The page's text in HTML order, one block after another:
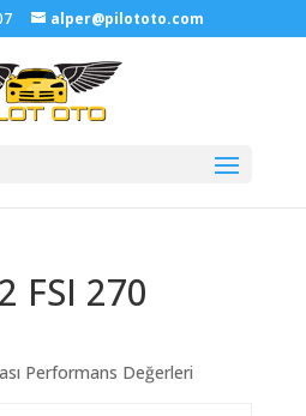
alper@pilototo.com
FSI 270
Performans Değerleri